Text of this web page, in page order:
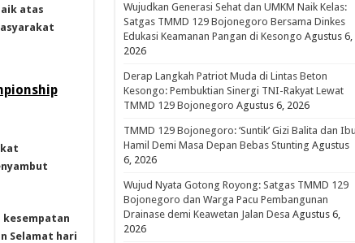
atas
kesempatan
Selamat hari
Wujudkan Generasi Sehat dan UMKM Naik Kelas:
Satgas TMMD 129 Bojonegoro Bersama Dinkes
Edukasi Keamanan Pangan di Kesongo Agustus 6,
2026
Derap Langkah Patriot Muda di Lintas Beton
Kesongo: Pembuktian Sinergi TNI-Rakyat Lewat
TMMD 129 Bojonegoro Agustus 6, 2026
TMMD 129 Bojonegoro: ‘Suntik’ Gizi Balita dan Ibu
Hamil Demi Masa Depan Bebas Stunting Agustus
6, 2026
Wujud Nyata Gotong Royong: Satgas TMMD 129
Bojonegoro dan Warga Pacu Pembangunan
Drainase demi Keawetan Jalan Desa Agustus 6,
2026